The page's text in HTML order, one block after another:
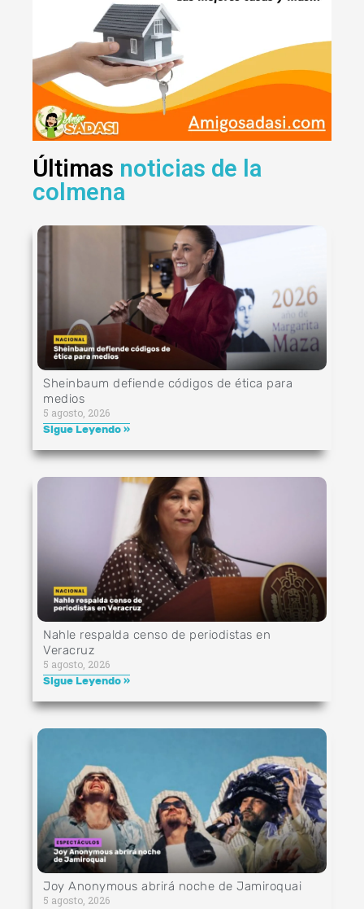
Últimas noticias de la
colmena
Sheinbaum defiende códigos de ética para
medios
5 agosto, 2026
Sigue Leyendo »
Nahle respalda censo de periodistas en
Veracruz
5 agosto, 2026
Sigue Leyendo »
Joy Anonymous abrirá noche de Jamiroquai
5 agosto, 2026